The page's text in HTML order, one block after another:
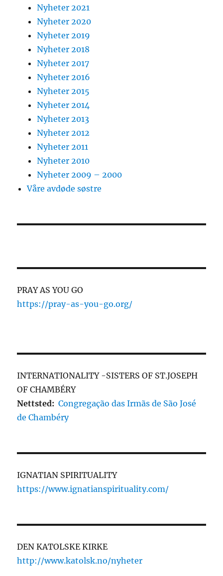
Nyheter 2021
Nyheter 2020
Nyheter 2019
Nyheter 2018
Nyheter 2017
Nyheter 2016
Nyheter 2015
Nyheter 2014
Nyheter 2013
Nyheter 2012
Nyheter 2011
Nyheter 2010
Nyheter 2009 – 2000
Våre avdøde søstre
PRAY AS YOU GO
https://pray-as-you-go.org/
INTERNATIONALITY -SISTERS OF ST.JOSEPH
OF CHAMBÉRY
Nettsted:Congregação das Irmãs de São José
de Chambéry
IGNATIAN SPIRITUALITY
https://www.ignatianspirituality.com/
DEN KATOLSKE KIRKE
http://www.katolsk.no/nyheter